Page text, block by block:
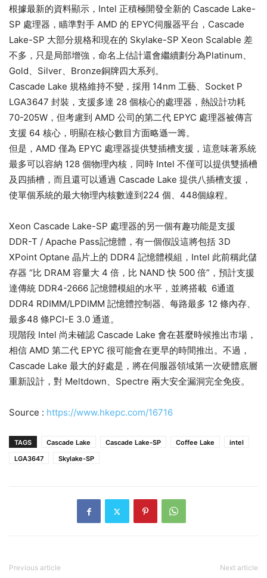
根據最新的資料顯示，Intel 正積極開發全新的 Cascade Lake-
SP 處理器，瞄準對手 AMD 的 EPYC伺服器平台，Cascade
Lake-SP 大部分規格和現在的 Skylake-SP Xeon Scalable 差
不多，只是局部增強，命名上估計還會繼續劃分為Platinum、
Gold、Silver、Bronze銅牌四大系列。
Cascade Lake 規格維持不變，採用 14nm 工藝、Socket P
LGA3647 封裝，支援多達 28 個核心的處理器，熱設計功耗
70-205W，但考慮到 AMD 公司的第二代 EPYC 處理器被傳言
支援 64 核心，明顯在核心數目方面略遜一籌。
但是，AMD 僅為 EPYC 處理器提供雙插槽支援，這意味著系統
最多可以容納 128 個物理內核，同時 Intel 不僅可以提供雙插槽
及四插槽，而且還可以通過 Cascade Lake 提供八插槽支援，
使單個系統的最大物理內核數達到224 個、448個線程。
Xeon Cascade Lake-SP 處理器的另一個有趣功能是支援
DDR-T / Apache Pass記憶體，有一個假設這將包括 3D
XPoint Optane 晶片上的 DDR4 記憶體模組，Intel 此前稱此儲
存器 “比 DRAM 容量大 4 倍，比 NAND 快 500 倍”，預計支援
達傳統 DDR4-2666 記憶體模組的水平，並將搭載 6通道
DDR4 RDIMM/LPDIMM 記憶體控制器、每路最多 12 條內存、
最多48 條PCI-E 3.0 通道。
現階段 Intel 尚未確認 Cascade Lake 會在甚麼時候推出市場，
相信 AMD 第二代 EPYC 很可能會在更早的時間推出。不過，
Cascade Lake 最大的好處是，將在伺服器領域第一次硬體底層
重新設計，對 Meltdown、Spectre 兩大安全漏洞完全免疫。
Source : https://www.hkepc.com/16716
TAGS Cascade Lake Cascade Lake-SP Coffee Lake
intel
LGA3647
Skylake-SP
Previous article Next article